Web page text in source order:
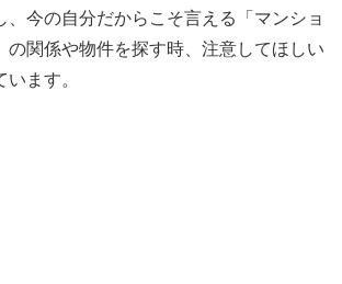
、今の自分だからこそ言える「マンショ
の関係や物件を探す時、注意してほしい
ます。